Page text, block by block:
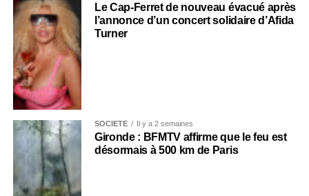
Le Cap-Ferret de nouveau évacué après
l’annonce d’un concert solidaire d’Afida
Turner
SOCIÉTÉ Il y a 2 semaines
Gironde : BFMTV affirme que le feu est
désormais à 500 km de Paris